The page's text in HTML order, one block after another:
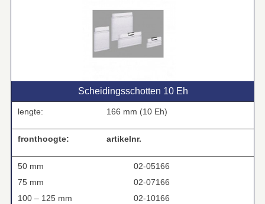
Scheidingsschotten 10 Eh
lengte: 166 mm (10 Eh)
fronthoogte: artikelnr.
50 mm
02-05166
75 mm
02-07166
100 – 125 mm
02-10166